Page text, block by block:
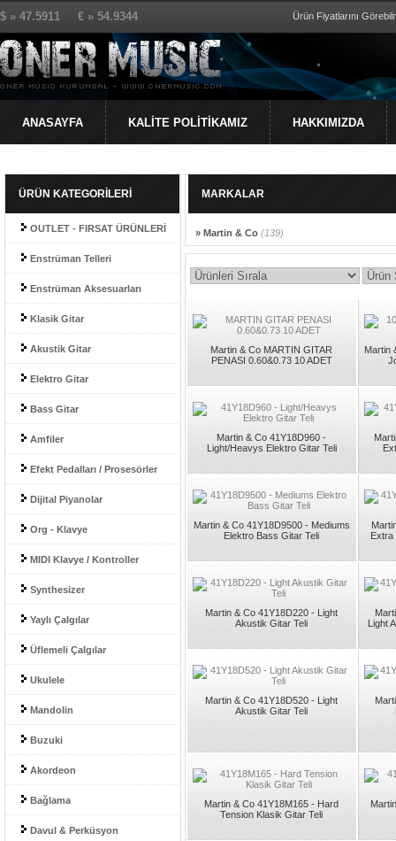
$ » 47.5911 € » 54.9344 Ürün Fiyatlarını
ANASAYFA KALİTE POLİTİKAMIZ HAKKIMIZDA
ÜRÜN KATEGORİLERİ
OUTLET - FIRSAT ÜRÜNLERİ
Enstrüman Telleri
Enstrüman Aksesuarları
Klasik Gitar
Akustik Gitar
Elektro Gitar
Bass Gitar
Amfiler
Efekt Pedalları / Prosesörler
Dijital Piyanolar
Org - Klavye
MIDI Klavye / Kontroller
Synthesizer
Yaylı Çalgılar
Üflemeli Çalgılar
Ukulele
Mandolin
Buzuki
Akordeon
Bağlama
Davul & Perküsyon
MARKALAR
» Martin & Co (139)
Martin & Co MARTIN GITAR
PENASI 0.60&0.73 10 ADET
Martin
Martin & Co 41Y18D960 -
Light/Heavys Elektro Gitar Teli
Martin & Co 41Y18D9500 - Mediums
Elektro Bass Gitar Teli
Extra
Martin & Co 41Y18D220 - Light
Akustik Gitar Teli
Light
Martin & Co 41Y18D520 - Light
Akustik Gitar Teli
Martin & Co 41Y18M165 - Hard
Tension Klasik Gitar Teli